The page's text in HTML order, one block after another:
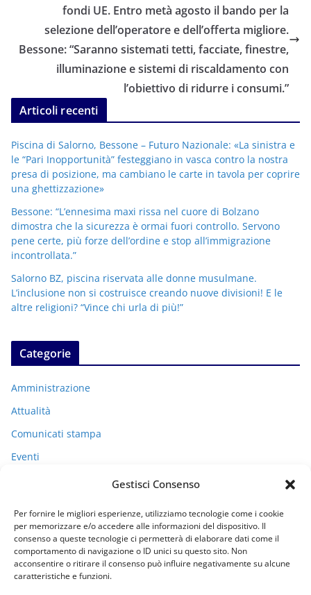
Gestisci Consenso
Per fornire le migliori esperienze, utilizziamo tecnologie come i cookie
per memorizzare e/o accedere alle informazioni del dispositivo. Il
consenso a queste tecnologie ci permetterà di elaborare dati come il
comportamento di navigazione o ID unici su questo sito. Non
acconsentire o ritirare il consenso può influire negativamente su alcune
caratteristiche e funzioni.
fondi UE. Entro metà agosto il bando per la
selezione dell’operatore e dell’offerta migliore.
Bessone: “Saranno sistemati tetti, facciate, finestre,
illuminazione e sistemi di riscaldamento con
l’obiettivo di ridurre i consumi.”
Articoli recenti
Piscina di Salorno, Bessone – Futuro Nazionale: «La sinistra e
le “Pari Inopportunità” festeggiano in vasca contro la nostra
presa di posizione, ma cambiano le carte in tavola per coprire
una ghettizzazione»
Bessone: “L’ennesima maxi rissa nel cuore di Bolzano
dimostra che la sicurezza è ormai fuori controllo. Servono
pene certe, più forze dell’ordine e stop all’immigrazione
incontrollata.”
Salorno BZ, piscina riservata alle donne musulmane.
L’inclusione non si costruisce creando nuove divisioni! E le
altre religioni? “Vince chi urla di più!”
Categorie
Amministrazione
Attualità
Comunicati stampa
Eventi
Uncategorized
Archivi